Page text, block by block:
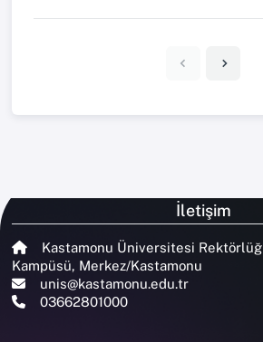
İletişim
Kastamonu Üniversitesi
Kampüsü, Merkez/Kastamonu
unis@kastamonu.edu.tr
03662801000